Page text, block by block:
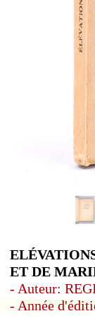
ET DE
- Auteur:
- Année